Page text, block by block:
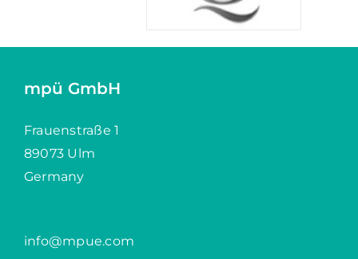
mpü GmbH
Frauenstraße 1
89073 Ulm
Germany
info@mpue.com